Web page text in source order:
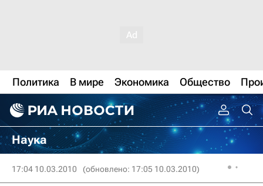
Политика В мире Экономика Общество
Наука
17:04 10.03.2010 (обновлено: 17:05 10.03.2010)